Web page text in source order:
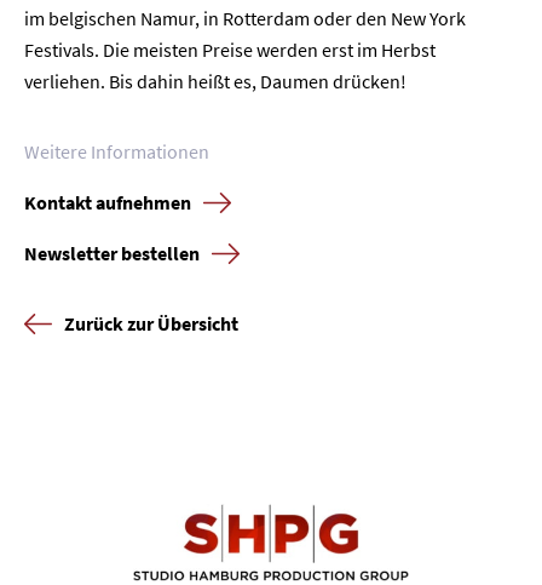
im belgischen Namur, in Rotterdam oder den New York
Festivals. Die meisten Preise werden erst im Herbst
verliehen. Bis dahin heißt es, Daumen drücken!
Weitere Informationen
Kontakt aufnehmen
Newsletter bestellen
Zurück zur Übersicht